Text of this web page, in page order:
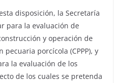
disposición, la Secretaría
para la evaluación de
y operación de
pecuaria porcícola (CPPP), y
la evaluación de los
de los cuales se pretenda